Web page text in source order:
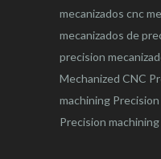
mecanizados cnc
mecanizados de
precision
Mechanized CNC
machining
Precision